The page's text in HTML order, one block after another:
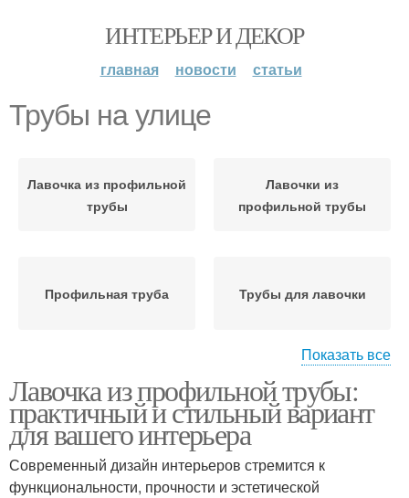
ИНТЕРЬЕР И ДЕКОР
главная новости статьи
Трубы на улице
Лавочка из профильной
трубы
Лавочки из
профильной трубы
Профильная труба Трубы для лавочки
деревянными
аналогами
Показать все
Лавочка из профильной трубы:
практичный и стильный вариант
для вашего интерьера
Современный дизайн интерьеров стремится к
функциональности, прочности и эстетической